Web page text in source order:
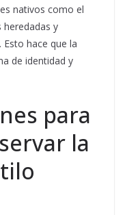
nativos como el
heredadas y
hace que la
de identidad y
para
la